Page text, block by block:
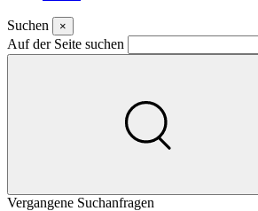
Suchen ×
Auf der Seite suchen
Vergangene Suchanfragen